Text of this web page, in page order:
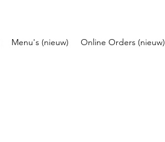
Menu's (nieuw) Online Orders (nieuw)